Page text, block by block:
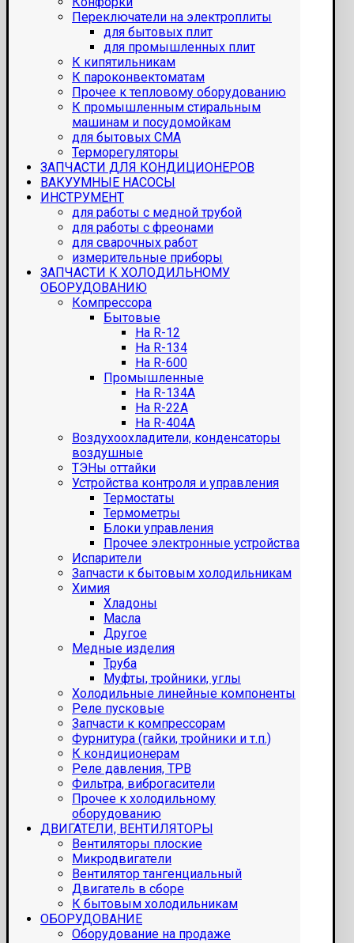
Переключатели на электроплиты
для бытовых плит
для промышленных плит
К кипятильникам
К пароконвектоматам
Прочее к тепловому оборудованию
К промышленным стиральным
машинам и посудомойкам
для бытовых СМА
Терморегуляторы
ЗАПЧАСТИ ДЛЯ КОНДИЦИОНЕРОВ
ВАКУУМНЫЕ НАСОСЫ
ИНСТРУМЕНТ
для работы с медной трубой
для работы с фреонами
для сварочных работ
измерительные приборы
ЗАПЧАСТИ К ХОЛОДИЛЬНОМУ
ОБОРУДОВАНИЮ
Компрессора
Бытовые
На R-12
На R-134
На R-600
Промышленные
На R-134A
На R-22A
На R-404A
Воздухоохладители, конденсаторы
воздушные
ТЭНы оттайки
Устройства контроля и управления
Термостаты
Термометры
Блоки управления
Прочее электронные устройства
Испарители
Запчасти к бытовым холодильникам
Химия
Хладоны
Масла
Другое
Медные изделия
Труба
Муфты, тройники, углы
Холодильные линейные компоненты
Реле пусковые
Запчасти к компрессорам
Фурнитура (гайки, тройники и т.п.)
К кондиционерам
Реле давления, ТРВ
Фильтра, виброгасители
Прочее к холодильному
оборудованию
ДВИГАТЕЛИ, ВЕНТИЛЯТОРЫ
Вентиляторы плоские
Микродвигатели
Вентилятор тангенциальный
Двигатель в сборе
К бытовым холодильникам
ОБОРУДОВАНИЕ
Оборудование на продаже